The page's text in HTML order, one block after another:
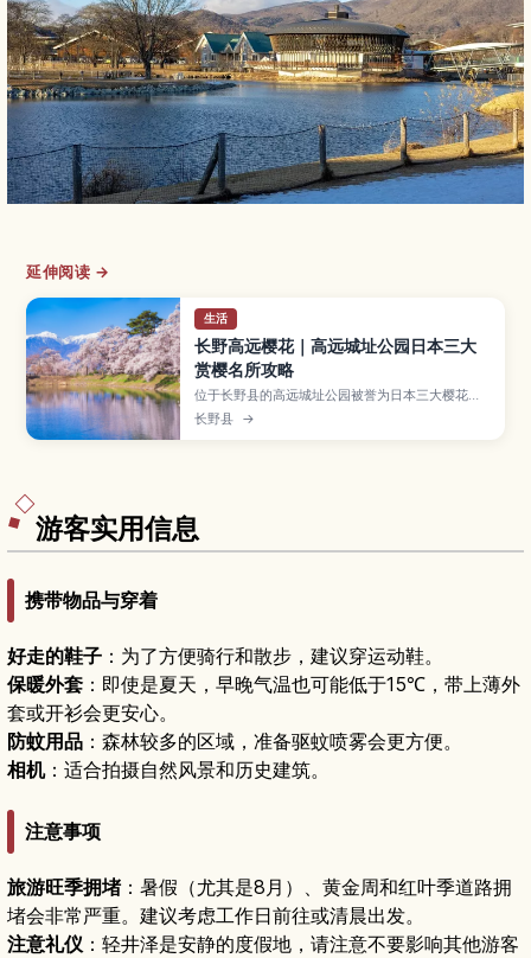
延伸阅读 →
生活
长野高远樱花｜高远城址公园日本三大
赏樱名所攻略
位于长野县的高远城址公园被誉为日本三大樱花名
所之一，园内约1500株“高远小彼岸樱”盛开时，整
座山丘染成梦幻粉色。文章将介绍花期与最佳观赏
长野县 →
游客实用信息
携带物品与穿着
好走的鞋子 ：为了方便骑行和散步，建议穿运动鞋。
保暖外套 ：即使是夏天，早晚气温也可能低于15℃，带上薄外
套或开衫会更安心。
防蚊用品 ：森林较多的区域，准备驱蚊喷雾会更方便。
相机：适合拍摄自然风景和历史建筑。
注意事项
旅游旺季拥堵：暑假（尤其是8月）、黄金周和红叶季道路拥
堵会非常严重。建议考虑工作日前往或清晨出发。
注意礼仪 ：轻井泽是安静的度假地，请注意不要影响其他游客